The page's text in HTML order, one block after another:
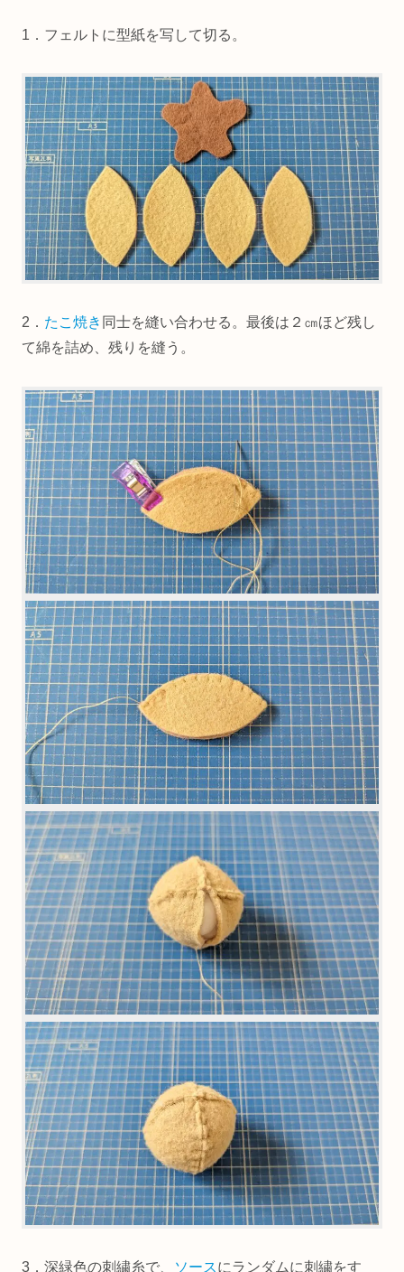
1．フェルトに型紙を写して切る。
2． たこ焼き 同士を縫い合わせる。最後は２㎝ほど残し
て綿を詰め、残りを縫う。
3．深緑色の刺繍糸で、 ソースにランダムに刺繍をす